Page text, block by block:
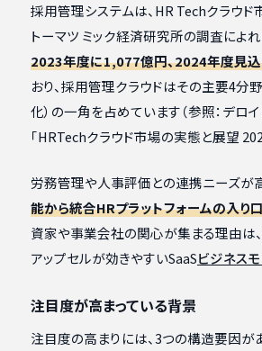
採用管理システムは、HR Techクラウ
トーマツ ミック経済研究所の調査によれ
2023年度に1,077億円、2024年度見
おり、採用管理クラウドはその主要4分
化）の一角を占めています（参照：デロ
「HRTechクラウド市場の実態と展望
労務管理や人事評価との連携ニーズが
能から統合HRプラットフォームの入り
資家や事業会社の関心が集まる理由は、
アップセルが効きやすいSaaSビジネス
注目度が高まっている背景
注目度の高まりには、3つの構造要因が